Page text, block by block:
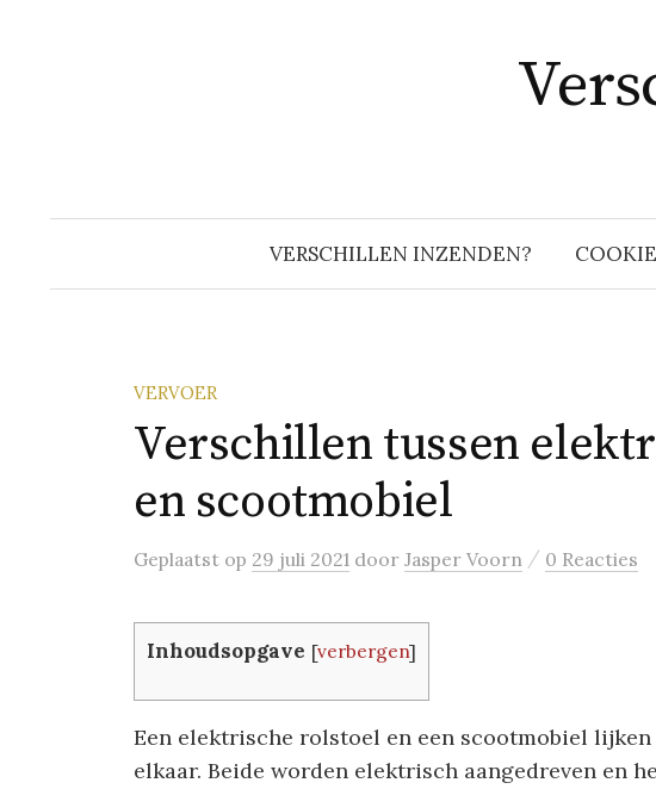
VERSCHILLEN INZENDEN?
VERVOER
Verschillen tussen
en scootmobiel
Geplaatst op 29 juli 2021 door Jasper Voorn / 0 Reacties
Inhoudsopgave [verbergen]
Een elektrische rolstoel en een scootmobiel
elkaar. Beide worden elektrisch aangedreven en